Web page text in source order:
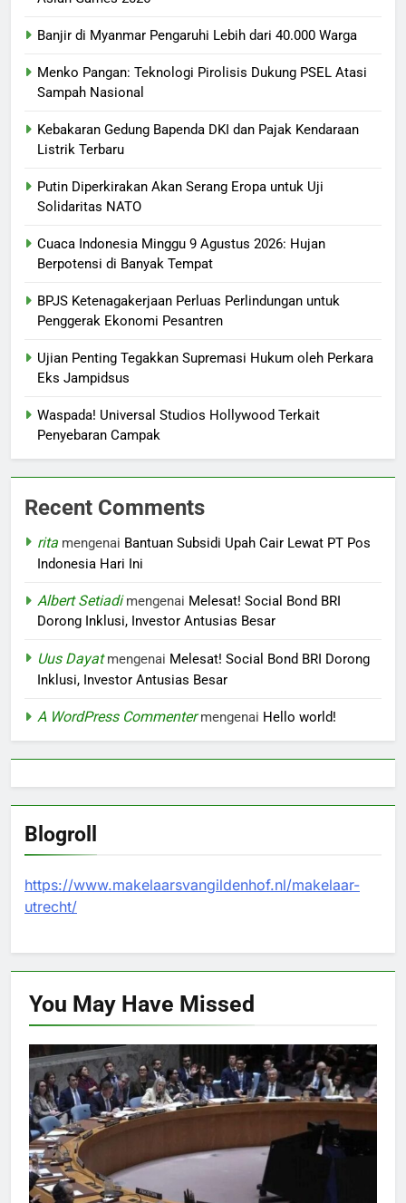
Banjir di Myanmar Pengaruhi Lebih dari 40.000 Warga
Menko Pangan: Teknologi Pirolisis Dukung PSEL Atasi
Sampah Nasional
Kebakaran Gedung Bapenda DKI dan Pajak Kendaraan
Listrik Terbaru
Putin Diperkirakan Akan Serang Eropa untuk Uji
Solidaritas NATO
Cuaca Indonesia Minggu 9 Agustus 2026: Hujan
Berpotensi di Banyak Tempat
BPJS Ketenagakerjaan Perluas Perlindungan untuk
Penggerak Ekonomi Pesantren
Ujian Penting Tegakkan Supremasi Hukum oleh Perkara
Eks Jampidsus
Waspada! Universal Studios Hollywood Terkait
Penyebaran Campak
Recent Comments
rita mengenai Bantuan Subsidi Upah Cair Lewat PT Pos
Indonesia Hari Ini
Albert Setiadimengenai Melesat! Social Bond BRI
Dorong Inklusi, Investor Antusias Besar
Uus Dayatmengenai Melesat! Social Bond BRI Dorong
Inklusi, Investor Antusias Besar
A WordPress Commentermengenai Hello world!
Blogroll
https://www.makelaarsvangildenhof.nl/makelaar-
utrecht/
You May Have Missed
NASIONAL